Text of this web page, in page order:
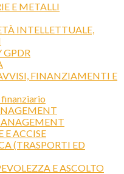
E METALLI
INTELLETTUALE,
GPDR
FINANZIAMENTI E
E ACCISE
(TRASPORTI ED
E ASCOLTO